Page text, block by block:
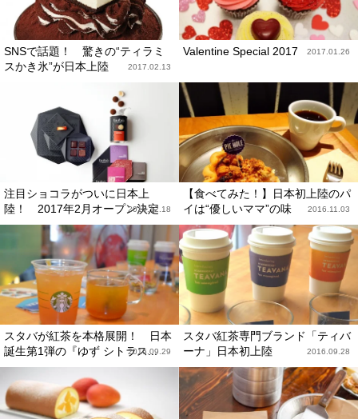
SNSで話題！ 驚きの“ティラミ
スかき氷”が日本上陸
2017.02.13
Valentine Special 2017 2017.01.26
注目ショコラがついに日本上
陸！ 2017年2月オープン決定
2016.12.18
【食べてみた！】日本初上陸のパ
イは“優しいママ”の味
2016.11.03
スタバが紅茶を本格展開！ 日本
誕生第1弾の『ゆず シトラス...
2016.09.29
スタバ紅茶専門ブランド「ティバ
ーナ」日本初上陸
2016.09.28